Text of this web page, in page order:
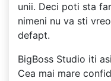
unii. Deci poti sta
nimeni nu va sti
defapt.
BigBoss Studio iti
Cea mai mare